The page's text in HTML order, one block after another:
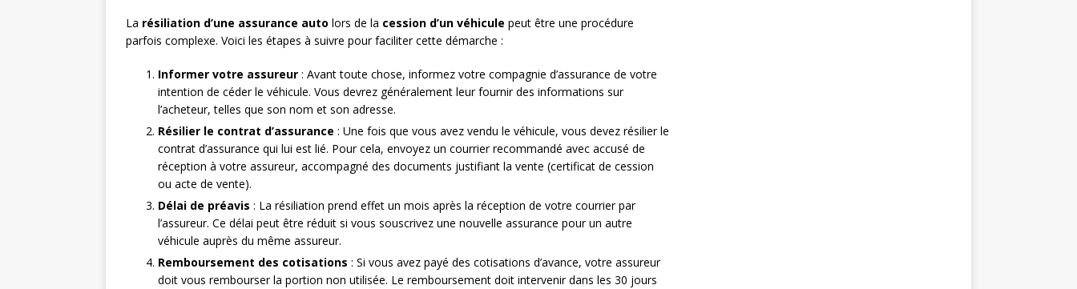
La résiliation d’une assurance auto lors de la cession d’un véhicule peut être une procédure
parfois complexe. Voici les étapes à suivre pour faciliter cette démarche :
Informer votre assureur : Avant toute chose, informez votre compagnie d’assurance de votre
intention de céder le véhicule. Vous devrez généralement leur fournir des informations sur
l’acheteur, telles que son nom et son adresse.
Résilier le contrat d’assurance : Une fois que vous avez vendu le véhicule, vous devez résilier le
contrat d’assurance qui lui est lié. Pour cela, envoyez un courrier recommandé avec accusé de
réception à votre assureur, accompagné des documents justifiant la vente (certificat de cession
ou acte de vente).
Délai de préavis : La résiliation prend effet un mois après la réception de votre courrier par
l’assureur. Ce délai peut être réduit si vous souscrivez une nouvelle assurance pour un autre
véhicule auprès du même assureur.
Remboursement des cotisations : Si vous avez payé des cotisations d’avance, votre assureur
doit vous rembourser la portion non utilisée. Le remboursement doit intervenir dans les 30 jours